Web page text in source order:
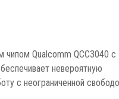
Qualcomm QCC3040 с
невероятную
с неограниченной